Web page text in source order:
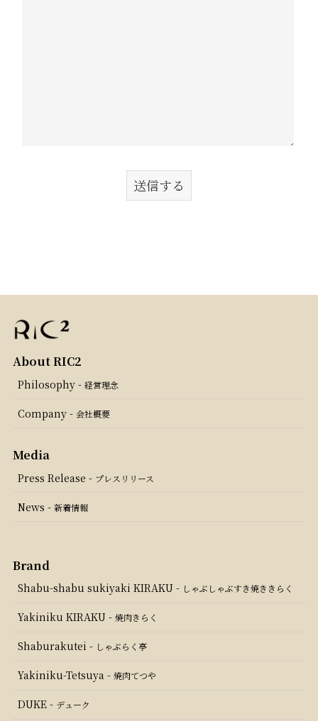
Philosophy - 経営理念
Company - 会社概要
Press Release - プレスリリース
News - 新着情報
Shabu-shabu sukiyaki KIRAKU - しゃぶしゃぶすき焼ききらく
Yakiniku KIRAKU - 焼肉きらく
Shaburakutei - しゃぶらく亭
Yakiniku-Tetsuya - 焼肉てつや
DUKE - デューク